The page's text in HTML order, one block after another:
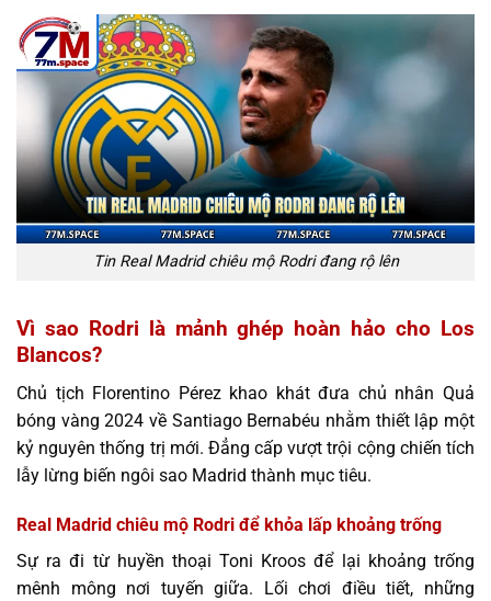
Tin Real Madrid chiêu mộ Rodri đang rộ lên
Vì sao Rodri là mảnh ghép hoàn hảo cho Los
Blancos?
Chủ tịch Florentino Pérez khao khát đưa chủ nhân Quả
bóng vàng 2024 về Santiago Bernabéu nhằm thiết lập một
kỷ nguyên thống trị mới. Đẳng cấp vượt trội cộng chiến tích
lẫy lừng biến ngôi sao Madrid thành mục tiêu.
Real Madrid chiêu mộ Rodri để khỏa lấp khoảng trống
Sự ra đi từ huyền thoại Toni Kroos để lại khoảng trống
mênh mông nơi tuyến giữa. Lối chơi điều tiết, những